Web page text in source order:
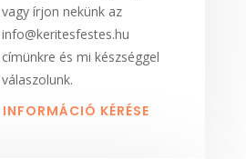
vagy írjon nekünk az
info@keritesfestes.hu
címünkre és mi készséggel
válaszolunk.
INFORMÁCIÓ KÉRÉSE